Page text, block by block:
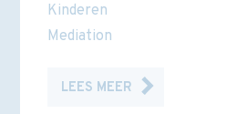
Kinderen
Mediation
LEES MEER